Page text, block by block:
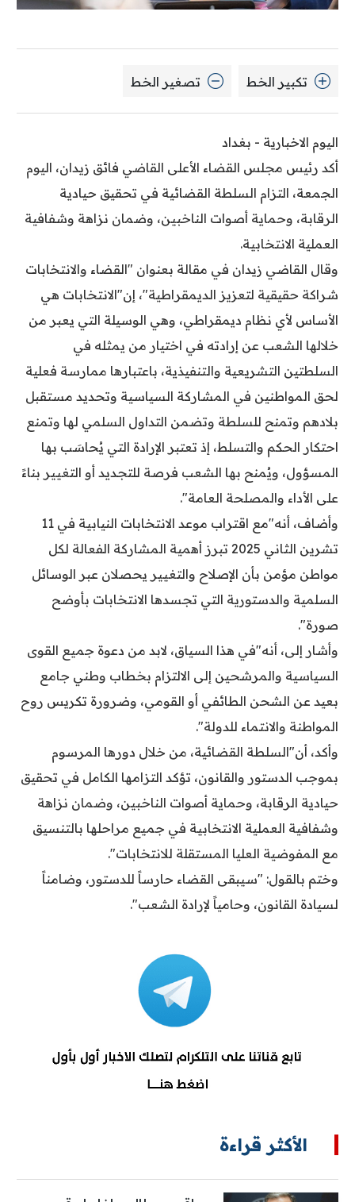
تكبير الخط تصغير الخط
اليوم الاخبارية - بغداد
أكد رئيس مجلس القضاء الأعلى القاضي فائق زيدان، اليوم
الجمعة، التزام السلطة القضائية في تحقيق حيادية
الرقابة، وحماية أصوات الناخبين، وضمان نزاهة وشفافية
العملية الانتخابية.
وقال القاضي زيدان في مقالة بعنوان "القضاء والانتخابات
شراكة حقيقية لتعزيز الديمقراطية"، إن"الانتخابات هي
الأساس لأي نظام ديمقراطي، وهي الوسيلة التي يعبر من
خلالها الشعب عن إرادته في اختيار من يمثله في
السلطتين التشريعية والتنفيذية، باعتبارها ممارسة فعلية
لحق المواطنين في المشاركة السياسية وتحديد مستقبل
بلادهم وتمنح للسلطة وتضمن التداول السلمي لها وتمنع
احتكار الحكم والتسلط، إذ تعتبر الإرادة التي يُحاسَب بها
المسؤول، ويُمنح بها الشعب فرصة للتجديد أو التغيير بناءً
على الأداء والمصلحة العامة".
وأضاف، أنه"مع اقتراب موعد الانتخابات النيابية في 11
تشرين الثاني 2025 تبرز أهمية المشاركة الفعالة لكل
مواطن مؤمن بأن الإصلاح والتغيير يحصلان عبر الوسائل
السلمية والدستورية التي تجسدها الانتخابات بأوضح
صورة".
وأشار إلى، أنه"في هذا السياق، لابد من دعوة جميع القوى
السياسية والمرشحين إلى الالتزام بخطاب وطني جامع
بعيد عن الشحن الطائفي أو القومي، وضرورة تكريس روح
المواطنة والانتماء للدولة".
وأكد، أن"السلطة القضائية، من خلال دورها المرسوم
بموجب الدستور والقانون، تؤكد التزامها الكامل في تحقيق
حيادية الرقابة، وحماية أصوات الناخبين، وضمان نزاهة
وشفافية العملية الانتخابية في جميع مراحلها بالتنسيق
مع المفوضية العليا المستقلة للانتخابات".
وختم بالقول: "سيبقى القضاء حارساً للدستور، وضامناً
لسيادة القانون، وحامياً لإرادة الشعب".
الأكثر قراءة